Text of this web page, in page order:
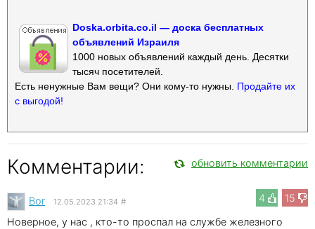
Doska.orbita.co.il — доска бесплатных
объявлений Израиля
1000 новых объявлений каждый день. Десятки
тысяч посетителей.
Есть ненужные Вам вещи? Они кому-то нужны. Продайте их
с выгодой!
Комментарии: обновить комментарии
4 15
Bor 12.05.2023 21:34 #
Новерное, у нас , кто-то проспал на службе железного